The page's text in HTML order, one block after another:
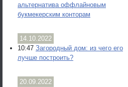
альтернатива оффлайновым
букмекерским конторам
14.10.2022
10:47 Загородный дом: из чего его
лучше построить?
20.09.2022